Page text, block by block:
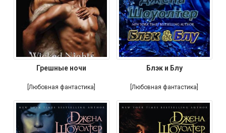
Грешные ночи
[Любовная фантастика]
Блэк и Блу
[Любовная фантастика]